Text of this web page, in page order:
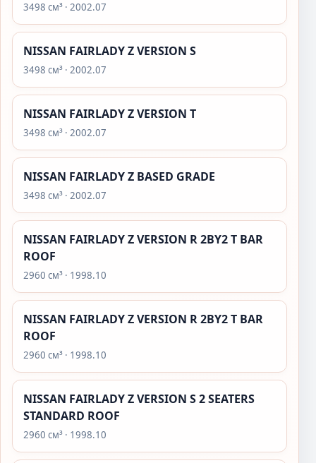
3498 см³ · 2002.07
NISSAN FAIRLADY Z VERSION S
3498 см³ · 2002.07
NISSAN FAIRLADY Z VERSION T
3498 см³ · 2002.07
NISSAN FAIRLADY Z BASED GRADE
3498 см³ · 2002.07
NISSAN FAIRLADY Z VERSION R 2BY2 T BAR
ROOF
2960 см³ · 1998.10
NISSAN FAIRLADY Z VERSION R 2BY2 T BAR
ROOF
2960 см³ · 1998.10
NISSAN FAIRLADY Z VERSION S 2 SEATERS
STANDARD ROOF
2960 см³ · 1998.10